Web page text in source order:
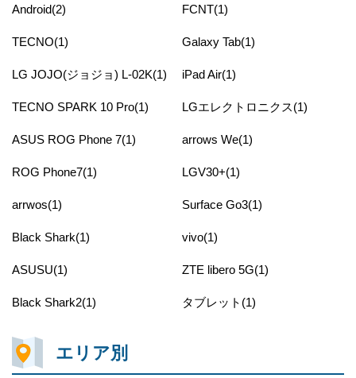
Android(2) FCNT(1)
TECNO(1) Galaxy Tab(1)
LG JOJO(ジョジョ) L-02K(1) iPad Air(1)
TECNO SPARK 10 Pro(1) LGエレクトロニクス(1)
ASUS ROG Phone 7(1) arrows We(1)
ROG Phone7(1) LGV30+(1)
arrwos(1) Surface Go3(1)
Black Shark(1) vivo(1)
ASUSU(1) ZTE libero 5G(1)
Black Shark2(1) タブレット(1)
エリア別